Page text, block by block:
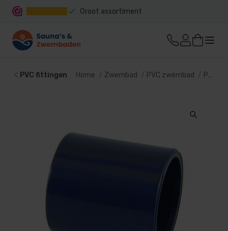
Groot assortiment
PVC fittingen Home Zwembad PVC zwembad PVC fittingen